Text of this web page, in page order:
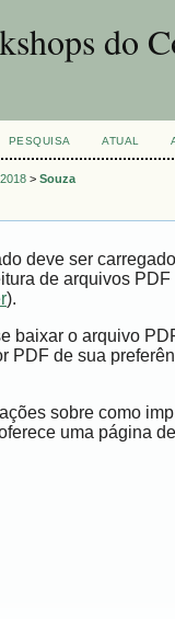
do
PESQUISA ATUAL
> Souza
deve ser
de arquivos
).
baixar o arquivo
PDF de sua
sobre como
uma página